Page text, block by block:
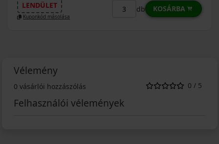
LENDÜLET
Kuponkód másolása
db KOSÁRBA
Vélemény
0 vásárlói hozzászólás 0 / 5
Felhasználói vélemények